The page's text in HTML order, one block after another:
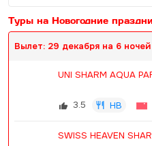
Туры на Новогодние
Вылет: 29 декабря на 6 ночей
UNI SHARM AQUA
3.5 HB
SWISS HEAVEN